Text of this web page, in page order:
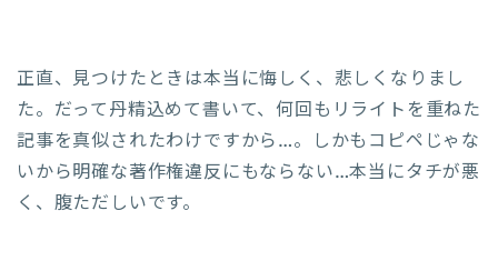
正直、見つけたときは本当に悔しく、悲しくなりまし
た。だって丹精込めて書いて、何回もリライトを重ねた
記事を真似されたわけですから…。しかもコピペじゃな
いから明確な著作権違反にもならない…本当にタチが悪
く、腹ただしいです。